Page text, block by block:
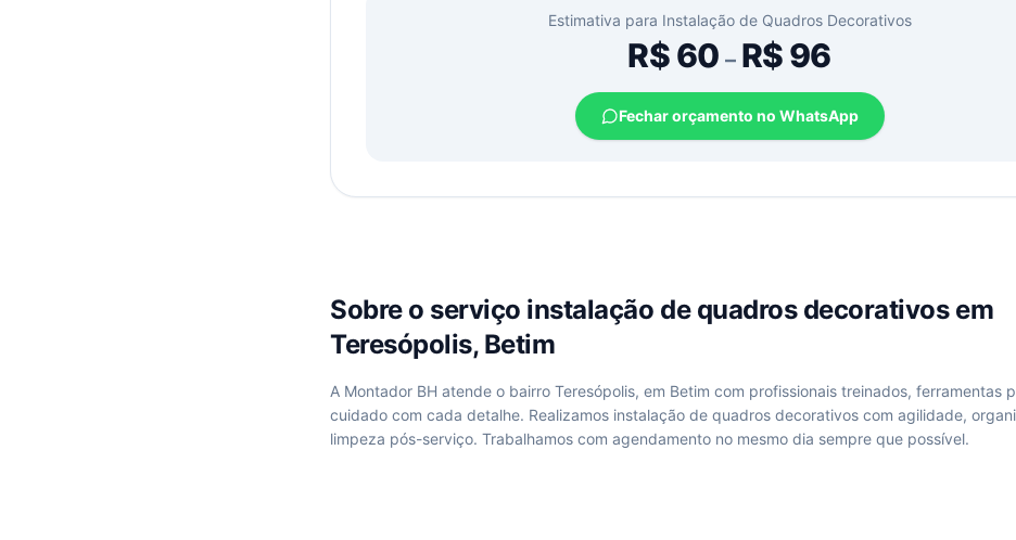
Estimativa para Instalação de Quadros Decorativos
R$60 –R$96
Fechar orçamento no WhatsApp
Sobre o serviço instalação de quadros decorativosem
Teresópolis, Betim
A Montador BH atende o bairro Teresópolis, em Betim com profissionais treinados, ferramentas
cuidado com cada detalhe. Realizamos instalação de quadros decorativos com agilidade,
limpeza pós-serviço. Trabalhamos com agendamento no mesmo dia sempre que possível.